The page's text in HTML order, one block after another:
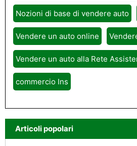
Nozioni di base di vendere auto
Vendere un auto online
Vendere un auto alla Rete
commercio Ins
Articoli popolari